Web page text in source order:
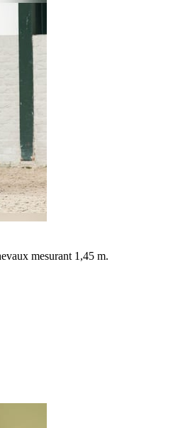
mesurant 1,45 m.